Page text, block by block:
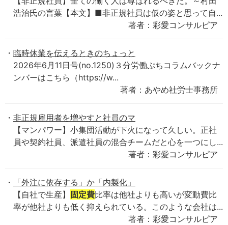
浩治氏の言葉【本文】■非正規社員は仮の姿と思って自...
著者：彩愛コンサルピア
臨時休業を伝えるときのちょっと
2026年6月11日号(no.1250)３分労働ぷちコラムバックナ
ンバーはこちら（https://w...
著者：あやめ社労士事務所
非正規雇用者を増やすと社員のマ
【マンパワー】小集団活動が下火になって久しい。正社
員や契約社員、派遣社員の混合チームだと心を一つにし...
著者：彩愛コンサルピア
「外注に依存する」か「内製化」
【自社で生産】
固定費比率は他社よりも高いが変動費比
率が他社よりも低く抑えられている。このような会社は...
著者：彩愛コンサルピア